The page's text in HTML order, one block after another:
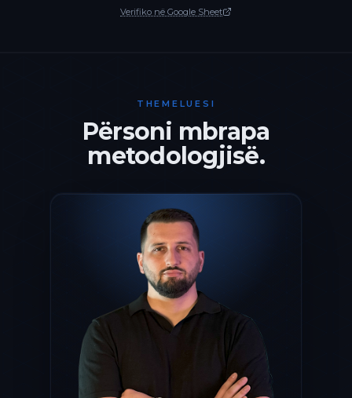
Verifiko në Google Sheet
THEMELUESI
Përsoni mbrapa
metodologjisë.